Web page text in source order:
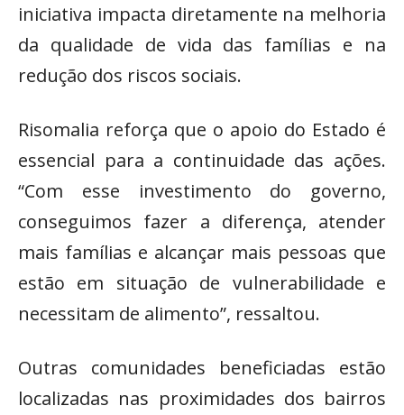
iniciativa impacta diretamente na melhoria
da qualidade de vida das famílias e na
redução dos riscos sociais.
Risomalia reforça que o apoio do Estado é
essencial para a continuidade das ações.
“Com esse investimento do governo,
conseguimos fazer a diferença, atender
mais famílias e alcançar mais pessoas que
estão em situação de vulnerabilidade e
necessitam de alimento”, ressaltou.
Outras comunidades beneficiadas estão
localizadas nas proximidades dos bairros